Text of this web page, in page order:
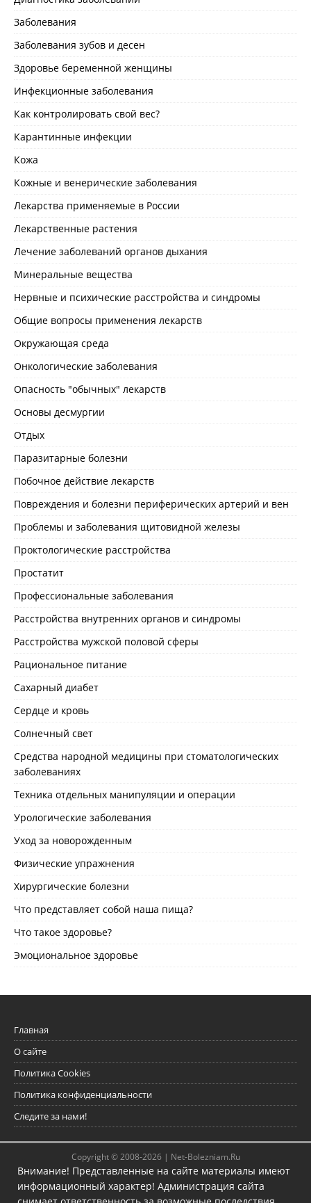
Заболевания
Заболевания зубов и десен
Здоровье беременной женщины
Инфекционные заболевания
Как контролировать свой вес?
Карантинные инфекции
Кожа
Кожные и венерические заболевания
Лекарства применяемые в России
Лекарственные растения
Лечение заболеваний органов дыхания
Минеральные вещества
Нервные и психические расстройства и синдромы
Общие вопросы применения лекарств
Окружающая среда
Онкологические заболевания
Опасность "обычных" лекарств
Основы десмургии
Отдых
Паразитарные болезни
Побочное действие лекарств
Повреждения и болезни периферических артерий и вен
Проблемы и заболевания щитовидной железы
Проктологические расстройства
Простатит
Профессиональные заболевания
Расстройства внутренних органов и синдромы
Расстройства мужской половой сферы
Рациональное питание
Сахарный диабет
Сердце и кровь
Солнечный свет
Средства народной медицины при стоматологических
заболеваниях
Техника отдельных манипуляции и операции
Урологические заболевания
Уход за новорожденным
Физические упражнения
Хирургические болезни
Что представляет собой наша пища?
Что такое здоровье?
Эмоциональное здоровье
Главная
О сайте
Политика Cookies
Политика конфиденциальности
Следите за нами!
Copyright © 2008-2026 | Net-Bolezniam.Ru
Внимание! Представленные на сайте материалы имеют
информационный характер! Администрация сайта